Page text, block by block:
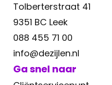
Tolberterstraat 41
9351 BC Leek
088 455 71 00
info@dezijlen.nl
Ga snel naar